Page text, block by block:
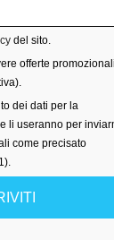
del sito.
offerte promozionali
dei dati per la
li useranno per
come precisato